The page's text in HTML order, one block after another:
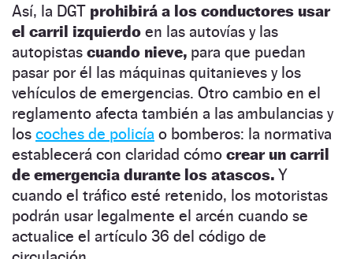
Así, la DGT prohibirá a los conductores usar
el carril izquierdo en las autovías y las
autopistas cuando nieve, para que puedan
pasar por él las máquinas quitanieves y los
vehículos de emergencias. Otro cambio en el
reglamento afecta también a las ambulancias y
los coches de policía o bomberos: la normativa
establecerá con claridad cómo crear un carril
de emergencia durante los atascos. Y
cuando el tráfico esté retenido, los motoristas
podrán usar legalmente el arcén cuando se
actualice el artículo 36 del código de